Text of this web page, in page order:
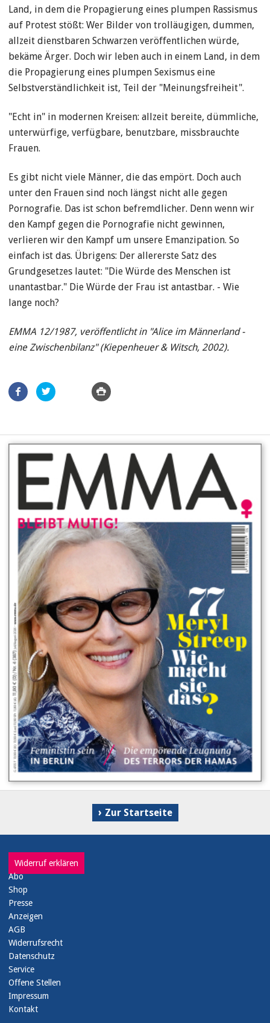
Land, in dem die Propagierung eines plumpen Rassismus
auf Protest stößt: Wer Bilder von trolläugigen, dummen,
allzeit dienstbaren Schwarzen veröffentlichen würde,
bekäme Ärger. Doch wir leben auch in einem Land, in dem
die Propagierung eines plumpen Sexismus eine
Selbstverständlichkeit ist, Teil der "Meinungsfreiheit".
"Echt in" in modernen Kreisen: allzeit bereite, dümmliche,
unterwürfige, verfügbare, benutzbare, missbrauchte
Frauen.
Es gibt nicht viele Männer, die das empört. Doch auch
unter den Frauen sind noch längst nicht alle gegen
Pornografie. Das ist schon befremdlicher. Denn wenn wir
den Kampf gegen die Pornografie nicht gewinnen,
verlieren wir den Kampf um unsere Emanzipation. So
einfach ist das. Übrigens: Der allererste Satz des
Grundgesetzes lautet: "Die Würde des Menschen ist
unantastbar." Die Würde der Frau ist antastbar. - Wie
lange noch?
EMMA 12/1987, veröffentlicht in "Alice im Männerland -
eine Zwischenbilanz" (Kiepenheuer & Witsch, 2002).
Artikel
teilen
Zur Startseite
Widerruf erklären
Abo
Shop
Presse
Anzeigen
AGB
Widerrufsrecht
Datenschutz
Service
Offene Stellen
Impressum
Kontakt